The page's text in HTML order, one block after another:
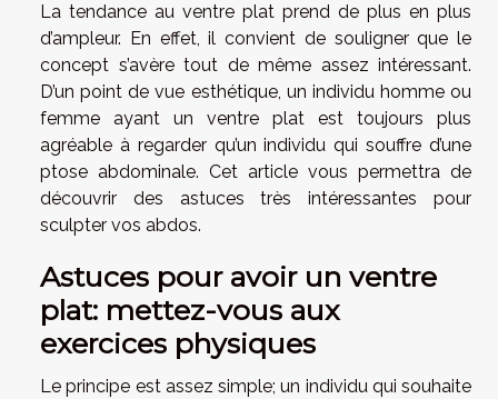
La tendance au ventre plat prend de plus en plus
d’ampleur. En effet, il convient de souligner que le
concept s’avère tout de même assez intéressant.
D’un point de vue esthétique, un individu homme ou
femme ayant un ventre plat est toujours plus
agréable à regarder qu’un individu qui souffre d’une
ptose abdominale. Cet article vous permettra de
découvrir des astuces très intéressantes pour
sculpter vos abdos.
Astuces pour avoir un ventre
plat: mettez-vous aux
exercices physiques
Le principe est assez simple; un individu qui souhaite